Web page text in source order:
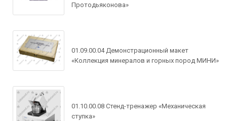
Протодьяконова»
01.09.00.04 Демонстрационный макет
«Коллекция минералов и горных пород МИНИ»
01.10.00.08 Стенд-тренажер «Механическая
ступка»
Запросить цену
Ваше имя*
Задать вопрос по
товару
Ваше имя*
Ваш e-mail*
Рассчитать доставку
Ваше имя*